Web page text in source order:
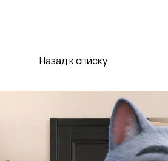
Назад к списку